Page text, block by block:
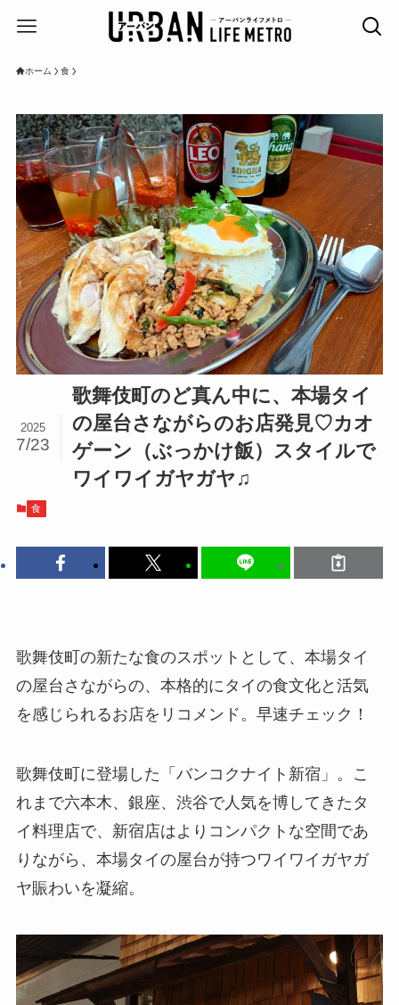
ホーム 食
歌舞伎町のど真ん中に、本場タイ
の屋台さながらのお店発見♡カオ
ゲーン（ぶっかけ飯）スタイルで
ワイワイガヤガヤ♫
2025
7/23
食
歌舞伎町の新たな食のスポットとして、本場タイ
の屋台さながらの、本格的にタイの食文化と活気
を感じられるお店をリコメンド。早速チェック！
歌舞伎町に登場した「バンコクナイト新宿」。こ
れまで六本木、銀座、渋谷で人気を博してきたタ
イ料理店で、新宿店はよりコンパクトな空間であ
りながら、本場タイの屋台が持つワイワイガヤガ
ヤ賑わいを凝縮。